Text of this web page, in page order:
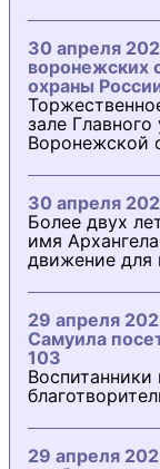
30 апреля
воронежских
охраны
зале
Воронежской
30 апреля
Более двух
имя
движение
29 апреля
Самуила
103
29 апреля